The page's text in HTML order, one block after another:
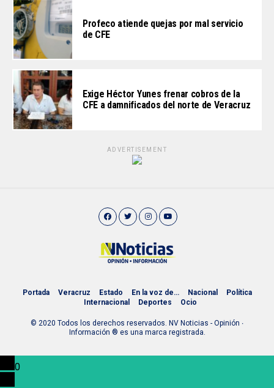
Profeco atiende quejas por mal servicio
de CFE
Exige Héctor Yunes frenar cobros de la
CFE a damnificados del norte de Veracruz
ADVERTISEMENT
Portada Veracruz Estado En la voz de… Nacional
Política
Internacional
Deportes Ocio
© 2020 Todos los derechos reservados. NV Noticias - Opinión ∙
Información ® es una marca registrada.
0